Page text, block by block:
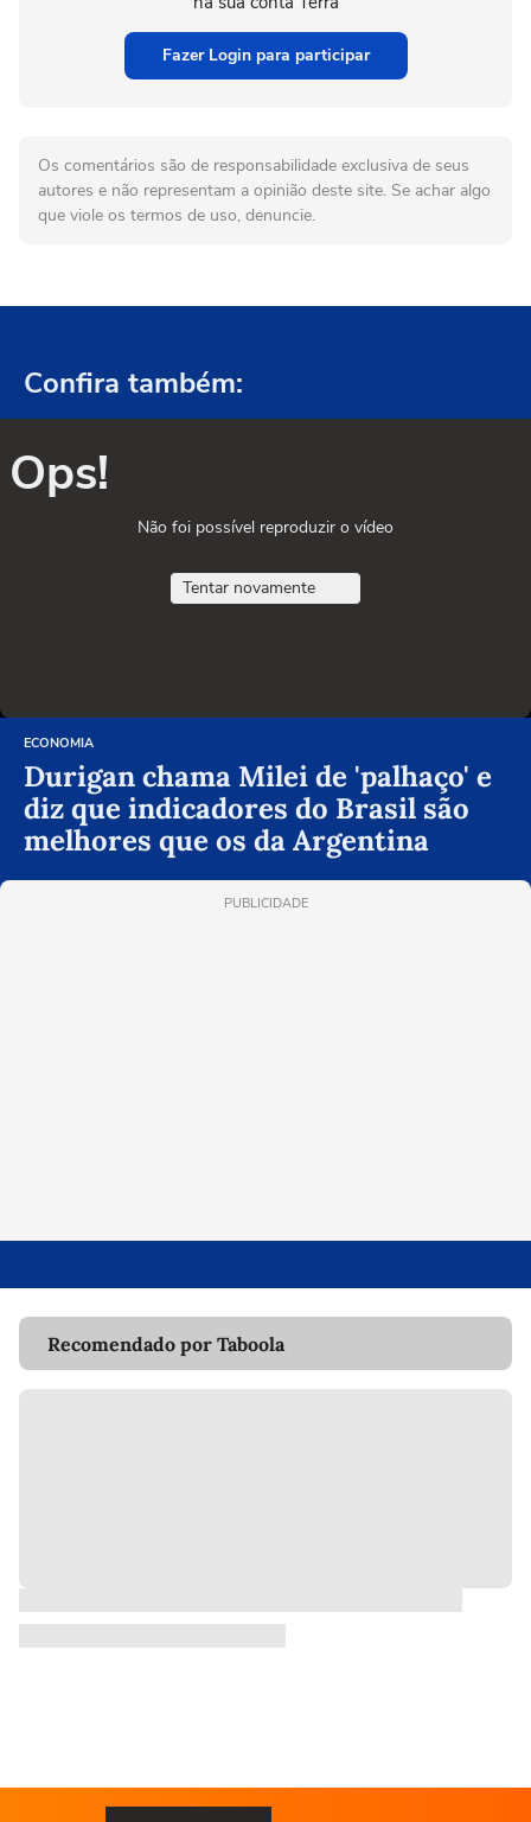
Fazer Login para participar
Os comentários são de responsabilidade exclusiva de seus
autores e não representam a opinião deste site. Se achar algo
que viole os termos de uso, denuncie.
Confira também:
Ops!
Não foi possível reproduzir o vídeo
Tentar novamente
ECONOMIA
Durigan chama Milei de 'palhaço' e
diz que indicadores do Brasil são
melhores que os da Argentina
PUBLICIDADE
Recomendado por Taboola